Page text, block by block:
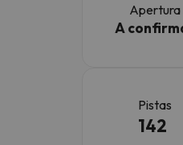
Apertura
A
Pistas
142